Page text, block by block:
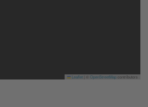
Leaflet OpenStreetMapcontributors